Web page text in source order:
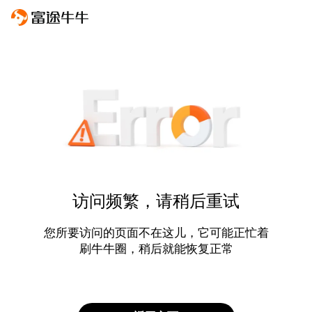
访问频繁，请稍后重试
您所要访问的页面不在这儿，它可能正忙着
刷牛牛圈，稍后就能恢复正常